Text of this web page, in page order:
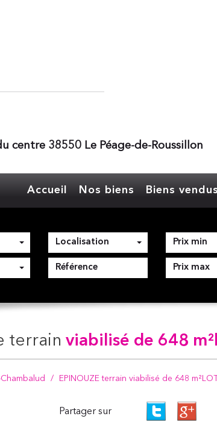
centre 38550 Le Péage-de-Roussillon
Accueil Nos biens Biens vendus
Localisation
terrain viabilisé de 648
EPINOUZE terrain viabilisé de 648
Partager sur